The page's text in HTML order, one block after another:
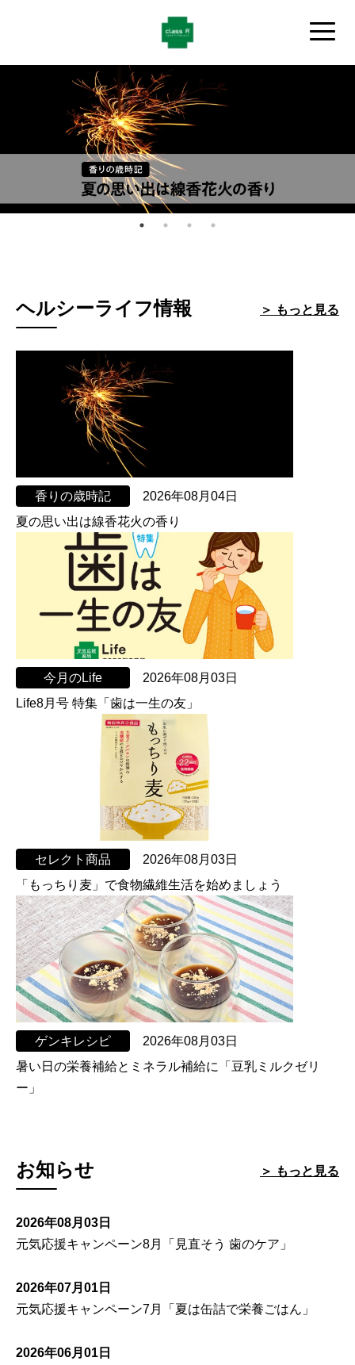
ヘルシーライフ情報
香りの歳時記
2026年08月04日
夏の思い出は線香花火の香り
今月のLife
2026年08月03日
Life8月号 特集「歯は一生の友」
セレクト商品
2026年08月03日
「もっちり麦」で食物繊維生活を始めましょう
ゲンキレシピ
2026年08月03日
暑い日の栄養補給とミネラル補給に「豆乳ミルクゼリ
ー」
＞ もっと見る
お知らせ
2026年08月03日
元気応援キャンペーン8月「見直そう 歯のケア」
2026年07月01日
元気応援キャンペーン7月「夏は缶詰で栄養ごはん」
2026年06月01日
＞ もっと見る